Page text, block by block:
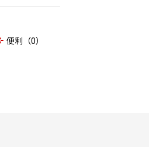
便利（0）